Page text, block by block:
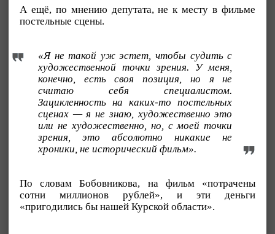
А ещё, по мнению депутата, не к месту в фильме
постельные сцены.
«Я не такой уж эстет, чтобы судить с
художественной точки зрения. У меня,
конечно, есть своя позиция, но я не
считаю себя специалистом.
Зацикленность на каких-то постельных
сценах — я не знаю, художественно это
или не художественно, но, с моей точки
зрения, это абсолютно никакие не
хроники, не исторический фильм».
По словам Бобовникова, на фильм «потрачены
сотни миллионов рублей», и эти деньги
«пригодились бы нашей Курской области».